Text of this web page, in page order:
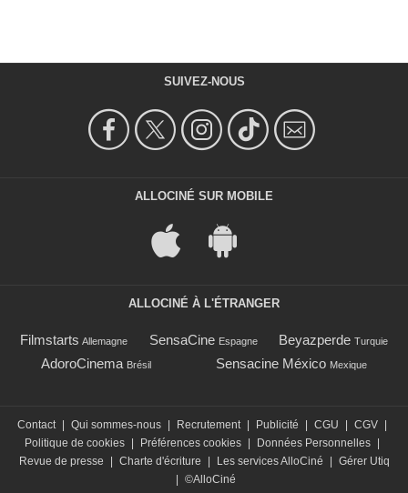
SUIVEZ-NOUS
ALLOCINÉ SUR MOBILE
ALLOCINÉ À L'ÉTRANGER
Filmstarts Allemagne SensaCine Espagne Beyazperde Turquie
AdoroCinema Brésil Sensacine México Mexique
Contact Qui sommes-nous Recrutement Publicité CGU CGV
Politique de cookies
Préférences cookies Données Personnelles
Revue de presse
Charte d'écriture Les services AlloCiné
Gérer Utiq
©AlloCiné